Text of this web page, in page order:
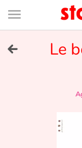
Connexion
Bibliothèque
de
page
Le